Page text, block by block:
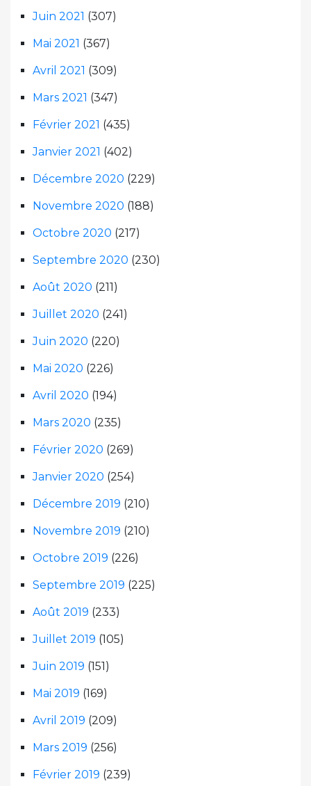
Juin 2021 (307)
Mai 2021 (367)
Avril 2021 (309)
Mars 2021 (347)
Février 2021 (435)
Janvier 2021 (402)
Décembre 2020 (229)
Novembre 2020 (188)
Octobre 2020 (217)
Septembre 2020 (230)
Août 2020 (211)
Juillet 2020 (241)
Juin 2020 (220)
Mai 2020 (226)
Avril 2020 (194)
Mars 2020 (235)
Février 2020 (269)
Janvier 2020 (254)
Décembre 2019 (210)
Novembre 2019 (210)
Octobre 2019 (226)
Septembre 2019 (225)
Août 2019 (233)
Juillet 2019 (105)
Juin 2019 (151)
Mai 2019 (169)
Avril 2019 (209)
Mars 2019 (256)
Février 2019 (239)